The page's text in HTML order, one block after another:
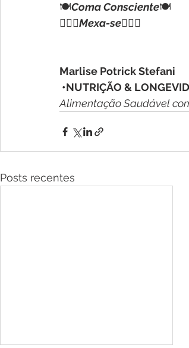
🍽️Coma Consciente🍽️
🏋🏻‍♀️Mexa-se🏋🏻‍♀️
Marlise Potrick Stefani
•NUTRIÇÃO &
Alimentação Saudável
Posts recentes